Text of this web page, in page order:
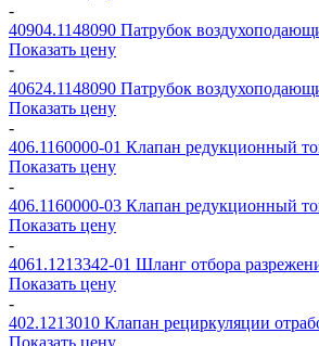
-
40904.1148090 Патрубок
Показать цену
-
40624.1148090 Патрубок
Показать цену
-
406.1160000-01 Клапан редукционный
Показать цену
-
406.1160000-03 Клапан редукционный
Показать цену
-
4061.1213342-01 Шланг отбора
Показать цену
-
402.1213010 Клапан рециркуляции
Показать цену